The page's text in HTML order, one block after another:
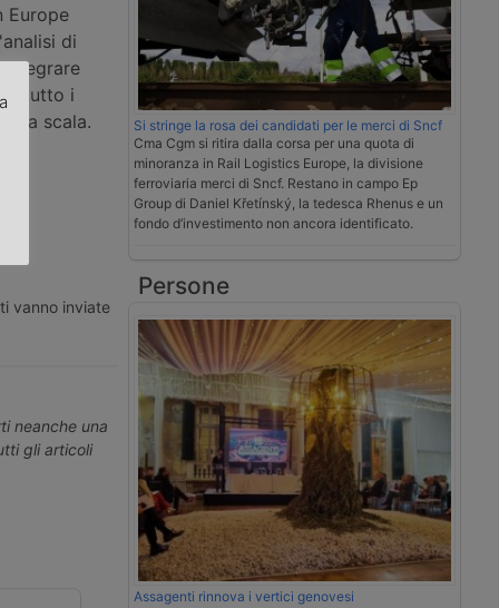
Europe
di
i
scala.
vanno inviate
neanche una
gli articoli
Si stringe la rosa dei candidati per le merci di Sncf
Cma Cgm si ritira dalla corsa per una quota di
minoranza in Rail Logistics Europe, la divisione
ferroviaria merci di Sncf. Restano in campo Ep
Group di Daniel Křetínský, la tedesca Rhenus e un
fondo d’investimento non ancora identificato.
Persone
Assagenti rinnova i vertici genovesi